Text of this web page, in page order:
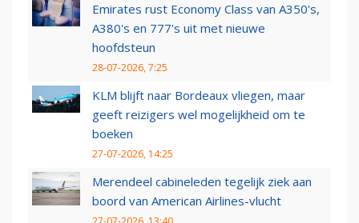
Emirates rust Economy Class van A350's,
A380's en 777's uit met nieuwe
hoofdsteun
28-07-2026, 7:25
KLM blijft naar Bordeaux vliegen, maar
geeft reizigers wel mogelijkheid om te
boeken
27-07-2026, 14:25
Merendeel cabineleden tegelijk ziek aan
boord van American Airlines-vlucht